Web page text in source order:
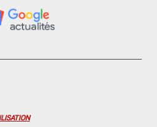
e
s
t